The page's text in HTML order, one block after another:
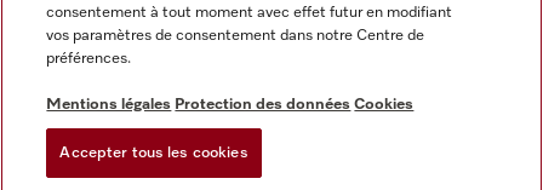
Conditions d’utilisation
Déclaration d'accessibilité
Digital Services Act
consentement à tout moment avec effet futur en modifiant
vos paramètres de consentement dans notre Centre de
préférences.
Mentions légales Protection des données Cookies
Accepter tous les cookies